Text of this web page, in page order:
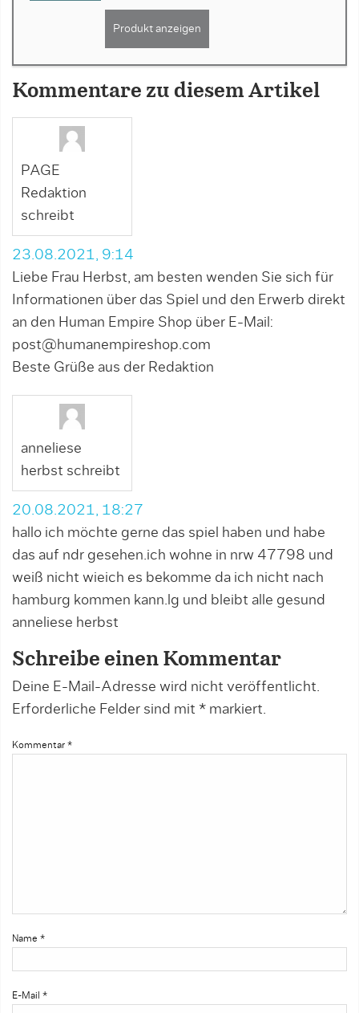
Produkt anzeigen
Kommentare zu diesem Artikel
PAGE
Redaktion
schreibt
23.08.2021, 9:14
Liebe Frau Herbst, am besten wenden Sie sich für
Informationen über das Spiel und den Erwerb direkt
an den Human Empire Shop über E-Mail:
post@humanempireshop.com
Beste Grüße aus der Redaktion
anneliese
herbst schreibt
20.08.2021, 18:27
hallo ich möchte gerne das spiel haben und habe
das auf ndr gesehen.ich wohne in nrw 47798 und
weiß nicht wieich es bekomme da ich nicht nach
hamburg kommen kann.lg und bleibt alle gesund
anneliese herbst
Schreibe einen Kommentar
Deine E-Mail-Adresse wird nicht veröffentlicht.
Erforderliche Felder sind mit * markiert.
Kommentar *
Name *
E-Mail *